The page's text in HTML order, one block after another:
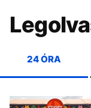
24 ÓRA